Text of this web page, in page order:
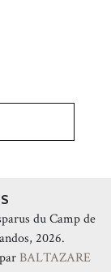
du Camp de
2026.
BALTAZARE